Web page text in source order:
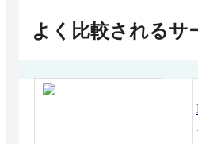
よく比較されるサ